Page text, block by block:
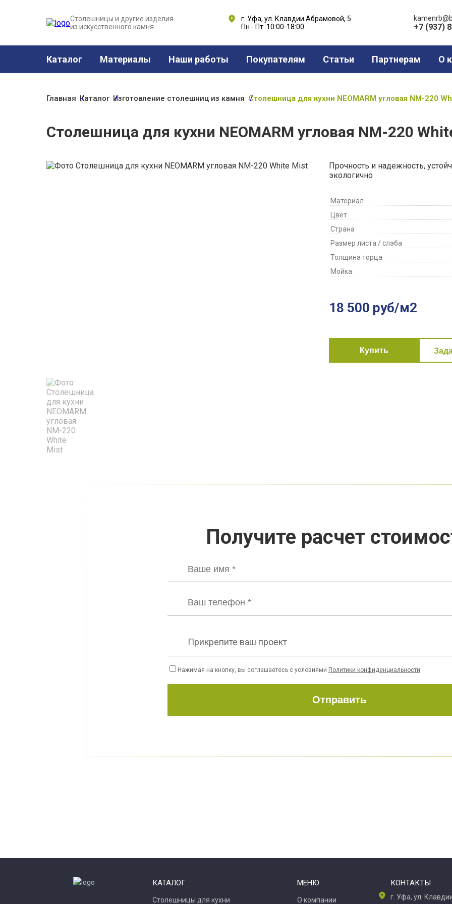
Столешницы и другие изделия
из искусственного камня
г. Уфа, ул. Клавдии Абрамовой, 5
Пн.- Пт. 10:00-18:00
+7 (937)
Каталог Материалы Наши работы Покупателям Статьи Партнерам О
Главная Каталог Изготовление столешниц из камня Столешница для кухни NEOMARM угловая NM-220
Столешница для кухни NEOMARM угловая NM-220
Прочность и надежность,
экологично
Материал
Цвет
Страна
Размер листа / слэба
Толщина торца
Мойка
18 500 руб/м2
Купить
Получите расчет
Прикрепите ваш проект
Нажимая на кнопку, вы соглашаетесь с условиями Политики конфиденциальности
Отправить
КАТАЛОГ
Столешницы для кухни
МЕНЮ
О компании
КОНТАКТЫ
г. Уфа, ул.